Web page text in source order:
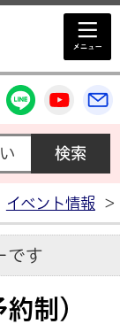
市公式
高萩市公式X
高萩市
高
イベント情報 >
です
約制)